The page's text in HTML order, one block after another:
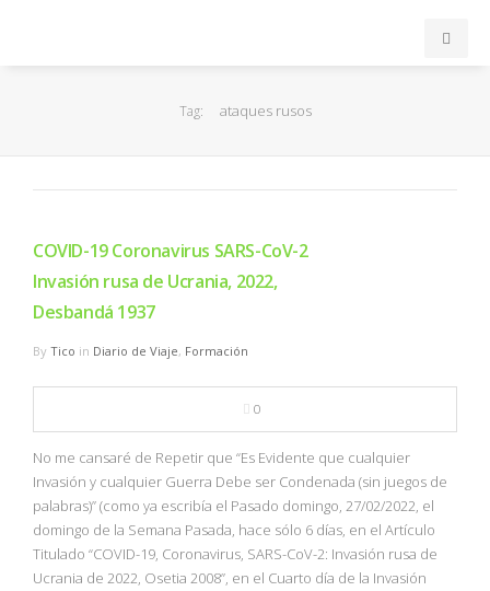
OTROS
NBA
MULTIMEDIA
Tag: ataques rusos
COVID-19 Coronavirus SARS-CoV-2
Invasión rusa de Ucrania, 2022,
Desbandá 1937
By Tico in Diario de Viaje, Formación
0
No me cansaré de Repetir que “Es Evidente que cualquier
Invasión y cualquier Guerra Debe ser Condenada (sin juegos de
palabras)” (como ya escribía el Pasado domingo, 27/02/2022, el
domingo de la Semana Pasada, hace sólo 6 días, en el Artículo
Titulado “COVID-19, Coronavirus, SARS-CoV-2: Invasión rusa de
Ucrania de 2022, Osetia 2008”, en el Cuarto día de la Invasión